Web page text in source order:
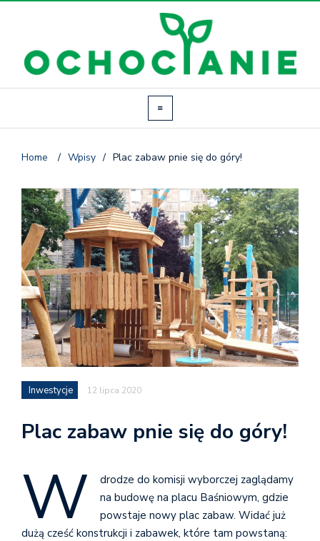
Home / Wpisy / Plac zabaw pnie się do góry!
Inwestycje 12 lipca 2020
Plac zabaw pnie się do góry!
W
drodze do komisji wyborczej zaglądamy
na budowę na placu Baśniowym, gdzie
powstaje nowy plac zabaw. Widać już
dużą cześć konstrukcji i zabawek, które tam powstaną: